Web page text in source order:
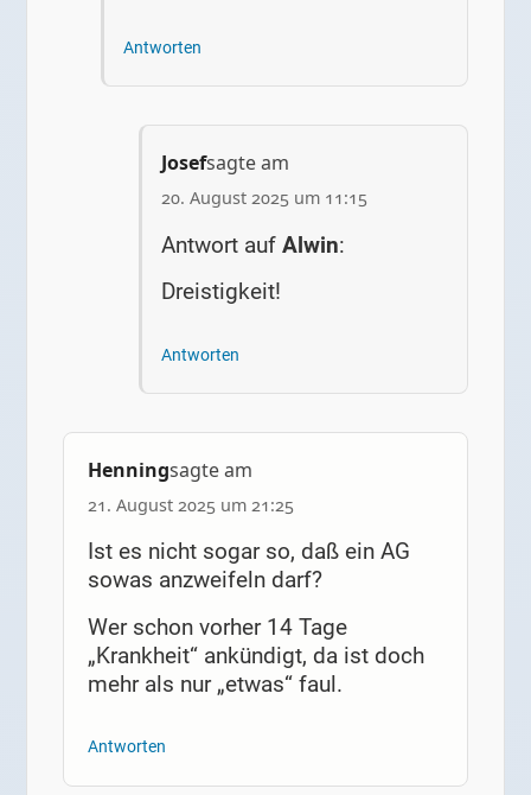
Antworten
Josefsagte am
20. August 2025 um 11:15
Antwort aufAlwin:
Dreistigkeit!
Antworten
Henningsagte am
21. August 2025 um 21:25
Ist es nicht sogar so, daß ein AG
sowas anzweifeln darf?
Wer schon vorher 14 Tage
„Krankheit“ ankündigt, da ist doch
mehr als nur „etwas“ faul.
Antworten